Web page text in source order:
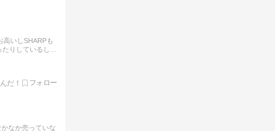
いしSHARPも
りしているし在
なか売っていな